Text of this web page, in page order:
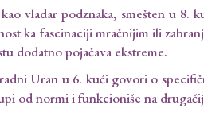
vladar podznaka, smešten u 8.
ka fascinaciji mračnijim ili
dodatno pojačava ekstreme.
Uran u 6. kući govori o
od normi i funkcioniše na